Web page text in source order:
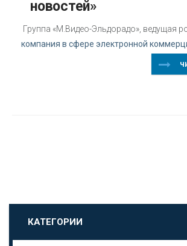
новостей»
Группа «М.Видео-Эльдорадо», ведущая
компания в сфере электронной
КАТЕГОРИИ